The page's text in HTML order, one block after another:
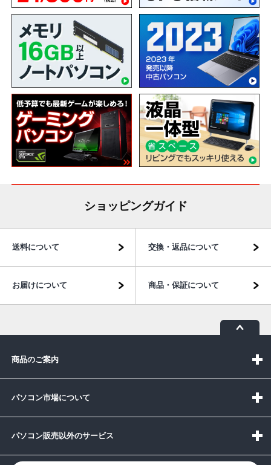
ショッピングガイド
送料について 交換・返品について
お届けについて 商品・保証について
商品のご案内
パソコン市場について
パソコン販売以外のサービス